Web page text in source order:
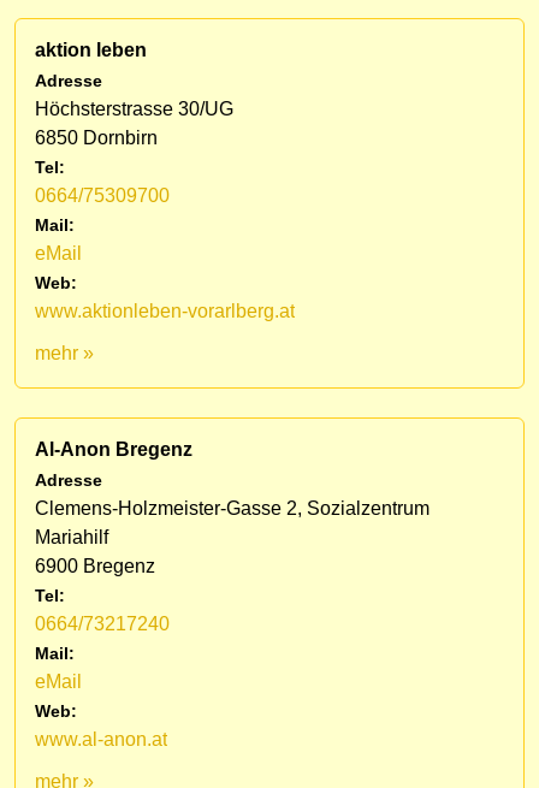
aktion leben
Adresse
Höchsterstrasse 30/UG
6850 Dornbirn
Tel:
0664/75309700
Mail:
eMail
Web:
www.aktionleben-vorarlberg.at
mehr »
Al-Anon Bregenz
Adresse
Clemens-Holzmeister-Gasse 2, Sozialzentrum
Mariahilf
6900 Bregenz
Tel:
0664/73217240
Mail:
eMail
Web:
www.al-anon.at
mehr »